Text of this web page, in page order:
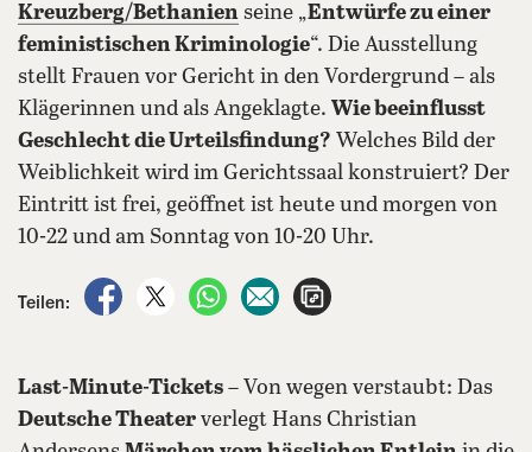
Kreuzberg/Bethanien seine „Entwürfe zu einer
feministischen Kriminologie“. Die Ausstellung
stellt Frauen vor Gericht in den Vordergrund – als
Klägerinnen und als Angeklagte. Wie beeinflusst
Geschlecht die Urteilsfindung? Welches Bild der
Weiblichkeit wird im Gerichtssaal konstruiert? Der
Eintritt ist frei, geöffnet ist heute und morgen von
10-22 und am Sonntag von 10-20 Uhr.
Teilen:
auf Facebook teilen
auf X teilenper WhatsApp teilen
per E-Mail teilen
Last-Minute-Tickets – Von wegen verstaubt: Das
Deutsche Theater verlegt Hans Christian